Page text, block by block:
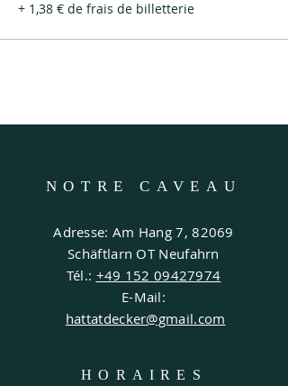
+ 1,38 € de frais de billetterie
NOTRE CAVEAU
Adresse: Am Hang 7, 82069
Schäftlarn OT Neufahrn
Tél.: +49 152 09427974
E-Mail:
hattatdecker@gmail.com
HORAIRES